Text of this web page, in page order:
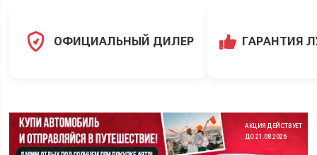
ОФИЦИАЛЬНЫЙ ДИЛЕР ГАРАНТИЯ
АКЦИЯ ДЕЙСТВУЕТ
ДО 21.08.2026